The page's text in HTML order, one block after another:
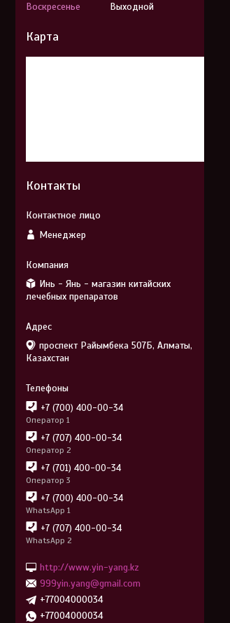
Воскресенье
Выходной
Карта
Контакты
Менеджер
Инь - Янь - магазин китайских
лечебных препаратов
проспект Райымбека 507Б, Алматы,
Казахстан
+7 (700) 400-00-34
Оператор 1
+7 (707) 400-00-34
Оператор 2
+7 (701) 400-00-34
Оператор 3
+7 (700) 400-00-34
WhatsApp 1
+7 (707) 400-00-34
WhatsApp 2
http://www.yin-yang.kz
999yin.yang@gmail.com
+77004000034
+77004000034